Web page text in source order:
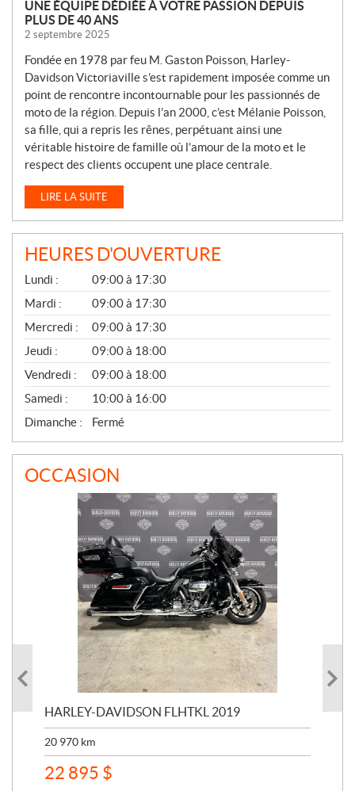
UNE ÉQUIPE DÉDIÉE À VOTRE PASSION DEPUIS
PLUS DE 40 ANS
2 septembre 2025
Fondée en 1978 par feu M. Gaston Poisson, Harley-
Davidson Victoriaville s’est rapidement imposée comme un
point de rencontre incontournable pour les passionnés de
moto de la région. Depuis l’an 2000, c’est Mélanie Poisson,
sa fille, qui a repris les rênes, perpétuant ainsi une
véritable histoire de famille où l’amour de la moto et le
respect des clients occupent une place centrale.
LIRE LA SUITE
HEURES D'OUVERTURE
G
É
N
É
R
A
L
Lundi :
09:00 à 17:30
Mardi :
09:00 à 17:30
Mercredi :
09:00 à 17:30
Jeudi :
09:00 à 18:00
Vendredi :
09:00 à 18:00
Samedi :
10:00 à 16:00
Dimanche :
Fermé
OCCASION
HARLEY-DAVIDSON FLHTKL 2019
20 970 km
22 895 $